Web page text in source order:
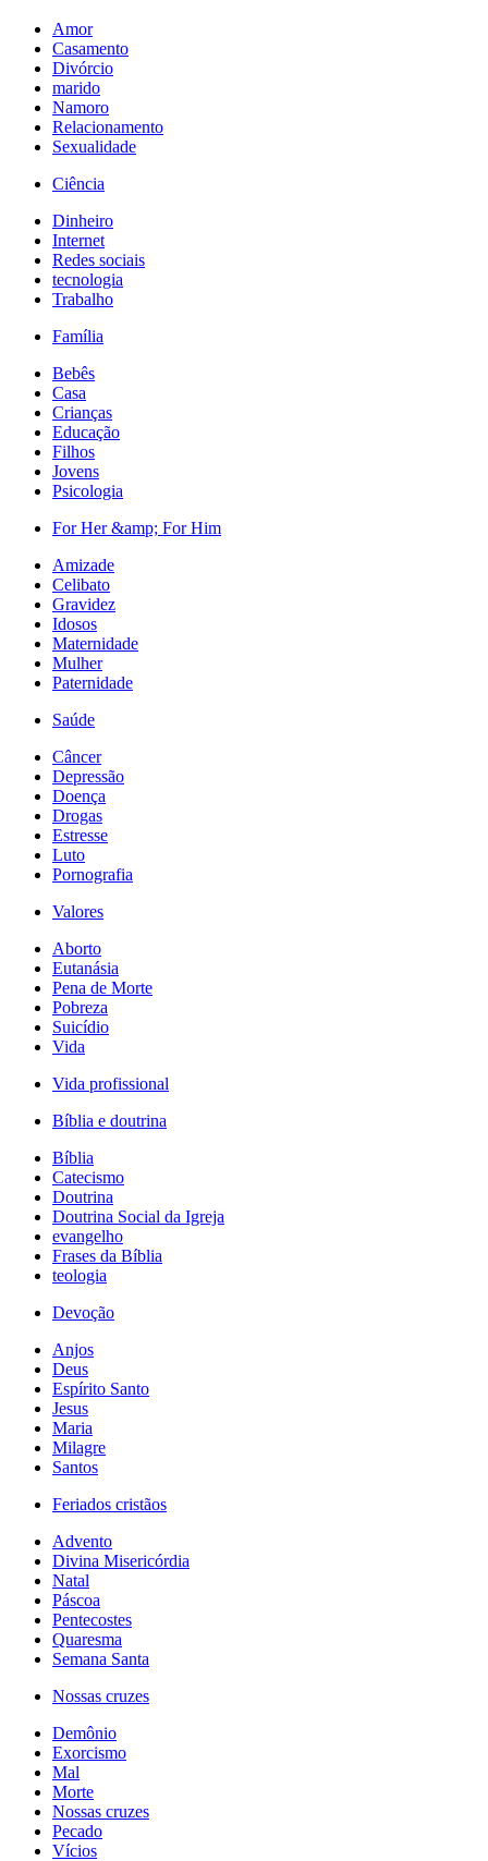
Amor
Casamento
Divórcio
marido
Namoro
Relacionamento
Sexualidade
Ciência
Dinheiro
Internet
Redes sociais
tecnologia
Trabalho
Família
Bebês
Casa
Crianças
Educação
Filhos
Jovens
Psicologia
For Her &amp; For Him
Amizade
Celibato
Gravidez
Idosos
Maternidade
Mulher
Paternidade
Saúde
Câncer
Depressão
Doença
Drogas
Estresse
Luto
Pornografia
Valores
Aborto
Eutanásia
Pena de Morte
Pobreza
Suicídio
Vida
Vida profissional
Bíblia e doutrina
Bíblia
Catecismo
Doutrina
Doutrina Social da Igreja
evangelho
Frases da Bíblia
teologia
Devoção
Anjos
Deus
Espírito Santo
Jesus
Maria
Milagre
Santos
Feriados cristãos
Advento
Divina Misericórdia
Natal
Páscoa
Pentecostes
Quaresma
Semana Santa
Nossas cruzes
Demônio
Exorcismo
Mal
Morte
Nossas cruzes
Pecado
Vícios